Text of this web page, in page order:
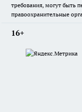
требования, могут быть
правоохранительные
16+